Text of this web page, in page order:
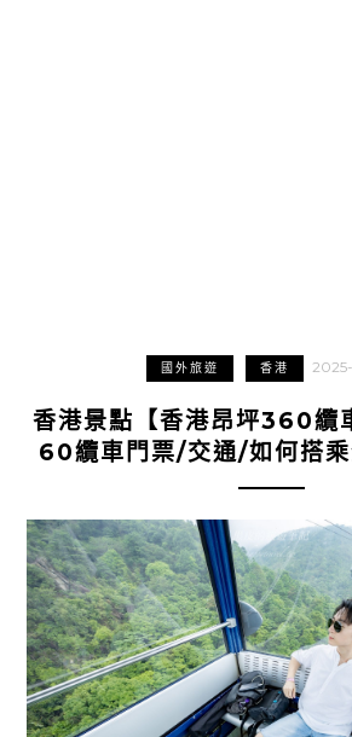
國外旅遊 香港
香港景點【香港昂坪360纜
60纜車門票/交通/如何搭